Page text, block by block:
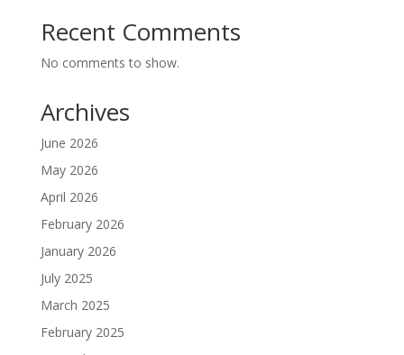
Recent Comments
No comments to show.
Archives
June 2026
May 2026
April 2026
February 2026
January 2026
July 2025
March 2025
February 2025